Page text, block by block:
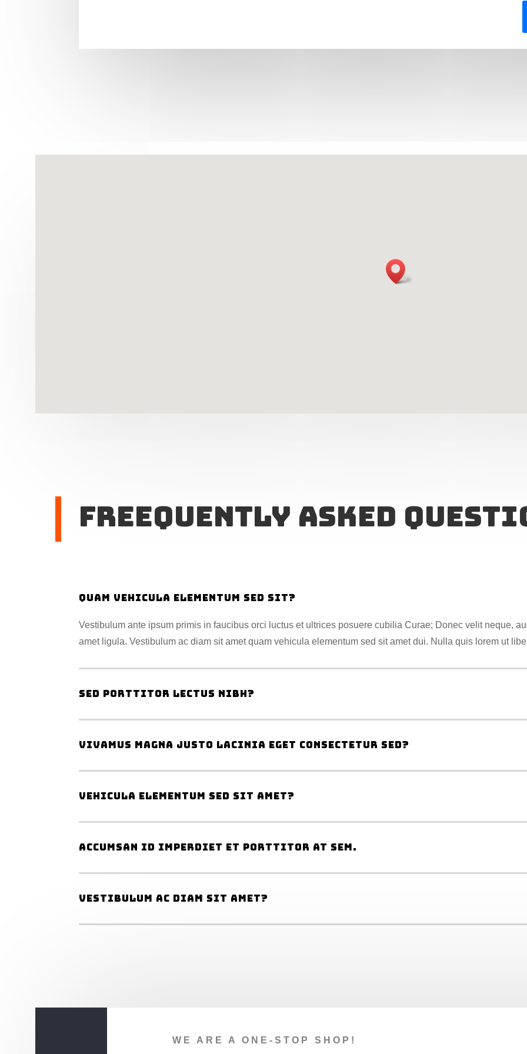
Freequently Asked
Quam vehicula elementum sed sit?
Vestibulum ante ipsum primis in faucibus orci luctus et ultrices posuere cubilia Curae; Donec velit neque,
amet ligula. Vestibulum ac diam sit amet quam vehicula elementum sed sit amet dui. Nulla quis lorem ut
Sed porttitor lectus nibh?
Vivamus magna justo lacinia eget consectetur sed?
Vehicula elementum sed sit amet?
Accumsan id imperdiet et porttitor at sem.
Vestibulum ac diam sit amet?
WE ARE A ONE-STOP SHOP!